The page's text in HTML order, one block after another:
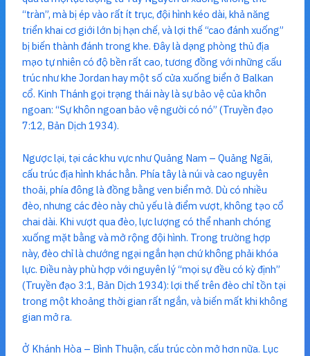
“tràn”, mà bị ép vào rất ít trục, đội hình kéo dài, khả năng
triển khai cơ giới lớn bị hạn chế, và lợi thế “cao đánh xuống”
bị biến thành đánh trong khe. Đây là dạng phòng thủ địa
mạo tự nhiên có độ bền rất cao, tương đồng với những cấu
trúc như khe Jordan hay một số cửa xuống biển ở Balkan
cổ. Kinh Thánh gọi trạng thái này là sự bảo vệ của khôn
ngoan: “Sự khôn ngoan bảo vệ người có nó” (Truyền đạo
7:12, Bản Dịch 1934).
Ngược lại, tại các khu vực như Quảng Nam – Quảng Ngãi,
cấu trúc địa hình khác hẳn. Phía tây là núi và cao nguyên
thoải, phía đông là đồng bằng ven biển mở. Dù có nhiều
đèo, nhưng các đèo này chủ yếu là điểm vượt, không tạo cổ
chai dài. Khi vượt qua đèo, lực lượng có thể nhanh chóng
xuống mặt bằng và mở rộng đội hình. Trong trường hợp
này, đèo chỉ là chướng ngại ngắn hạn chứ không phải khóa
lực. Điều này phù hợp với nguyên lý “mọi sự đều có kỳ định”
(Truyền đạo 3:1, Bản Dịch 1934): lợi thế trên đèo chỉ tồn tại
trong một khoảng thời gian rất ngắn, và biến mất khi không
gian mở ra.
Ở Khánh Hòa – Bình Thuận, cấu trúc còn mở hơn nữa. Lục